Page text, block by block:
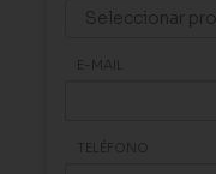
E-MAIL
TELÉFONO